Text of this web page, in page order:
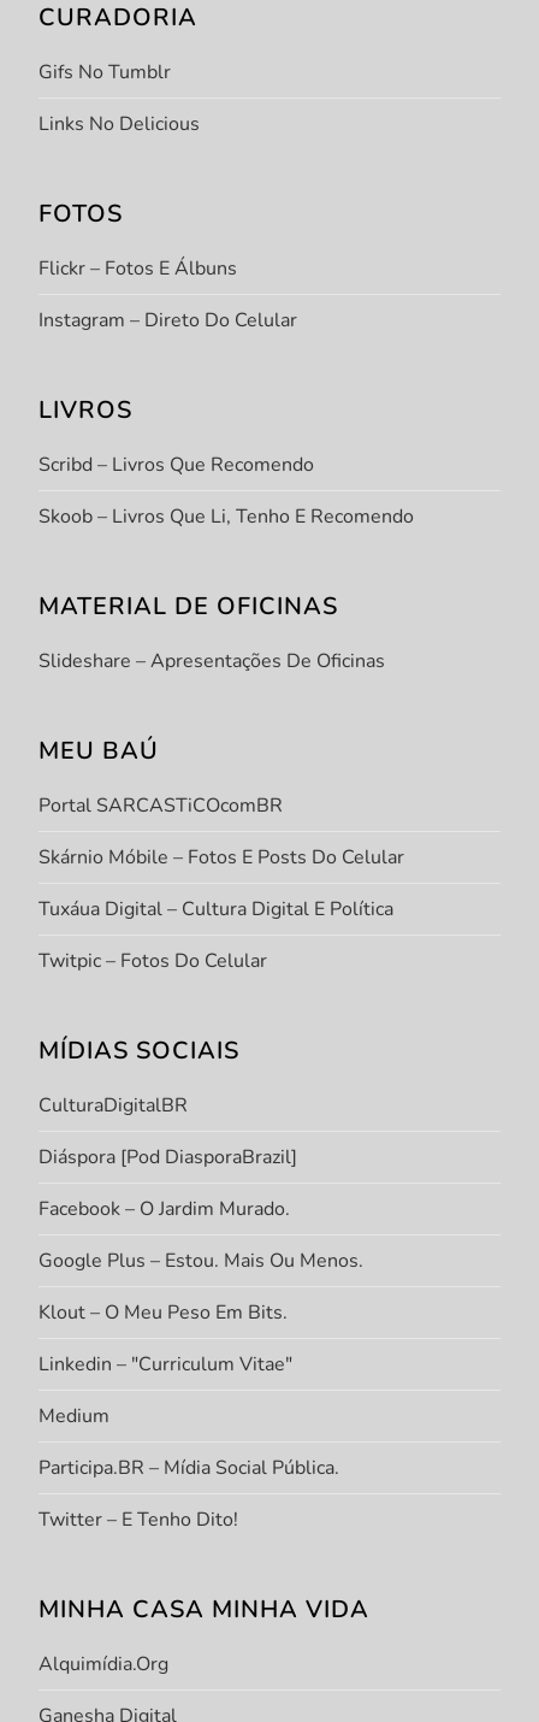
CURADORIA
Gifs No Tumblr
Links No Delicious
FOTOS
Flickr – Fotos E Álbuns
Instagram – Direto Do Celular
LIVROS
Scribd – Livros Que Recomendo
Skoob – Livros Que Li, Tenho E Recomendo
MATERIAL DE OFICINAS
Slideshare – Apresentações De Oficinas
MEU BAÚ
Portal SARCASTiCOcomBR
Skárnio Móbile – Fotos E Posts Do Celular
Tuxáua Digital – Cultura Digital E Política
Twitpic – Fotos Do Celular
MÍDIAS SOCIAIS
CulturaDigitalBR
Diáspora [Pod DiasporaBrazil]
Facebook – O Jardim Murado.
Google Plus – Estou. Mais Ou Menos.
Klout – O Meu Peso Em Bits.
Linkedin – "Curriculum Vitae"
Medium
Participa.BR – Mídia Social Pública.
Twitter – E Tenho Dito!
MINHA CASA MINHA VIDA
Alquimídia.org
Ganesha Digital